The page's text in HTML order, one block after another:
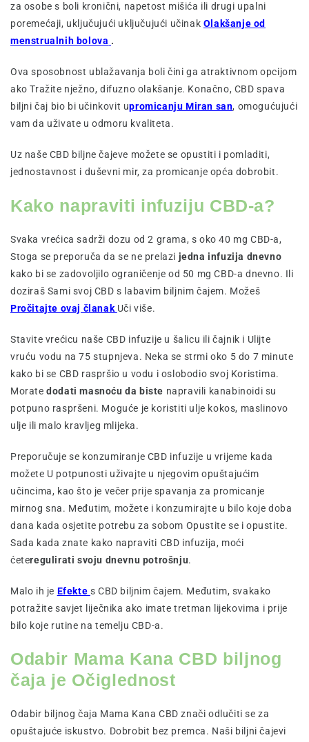
za osobe s boli kronični, napetost mišića ili drugi upalni
poremećaji, uključujući uključujući učinak Olakšanje od
menstrualnih bolova .
Ova sposobnost ublažavanja boli čini ga atraktivnom opcijom
ako Tražite nježno, difuzno olakšanje. Konačno, CBD spava
biljni čaj bio bi učinkovit upromicanju Miran san, omogućujući
vam da uživate u odmoru kvaliteta.
Uz naše CBD biljne čajeve možete se opustiti i pomladiti,
jednostavnost i duševni mir, za promicanje opća dobrobit.
Kako napraviti infuziju CBD-a?
Svaka vrećica sadrži dozu od 2 grama, s oko 40 mg CBD-a,
Stoga se preporuča da se ne prelazi jedna infuzija dnevno
kako bi se zadovoljilo ograničenje od 50 mg CBD-a dnevno. Ili
doziraš Sami svoj CBD s labavim biljnim čajem. Možeš
Pročitajte ovaj članak Uči više.
Stavite vrećicu naše CBD infuzije u šalicu ili čajnik i Ulijte
vruću vodu na 75 stupnjeva. Neka se strmi oko 5 do 7 minute
kako bi se CBD raspršio u vodu i oslobodio svoj Koristima.
Moratedodati masnoću da biste napravili kanabinoidi su
potpuno raspršeni. Moguće je koristiti ulje kokos, maslinovo
ulje ili malo kravljeg mlijeka.
Preporučuje se konzumiranje CBD infuzije u vrijeme kada
možete U potpunosti uživajte u njegovim opuštajućim
učincima, kao što je večer prije spavanja za promicanje
mirnog sna. Međutim, možete i konzumirajte u bilo koje doba
dana kada osjetite potrebu za sobom Opustite se i opustite.
Sada kada znate kako napraviti CBD infuzija, moći
ćeteregulirati svoju dnevnu potrošnju.
Malo ih je Efekte s CBD biljnim čajem. Međutim, svakako
potražite savjet liječnika ako imate tretman lijekovima i prije
bilo koje rutine na temelju CBD-a.
Odabir Mama Kana CBD biljnog
čaja je Očiglednost
Odabir biljnog čaja Mama Kana CBD znači odlučiti se za
opuštajuće iskustvo. Dobrobit bez premca. Naši biljni čajevi